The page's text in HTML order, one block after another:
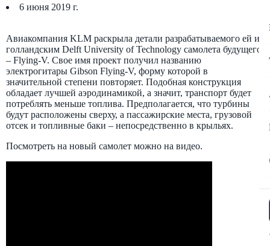
6 июня 2019 г.
Авиакомпания KLM раскрыла детали разрабатываемого ей и
голландским Delft University of Technology самолета будущего
– Flying-V. Свое имя проект получил названию
электрогитары Gibson Flying-V, форму которой в
значительной степени повторяет. Подобная конструкция
обладает лучшей аэродинамикой, а значит, транспорт будет
потреблять меньше топлива. Предполагается, что турбины
будут расположены сверху, а пассажирские места, грузовой
отсек и топливные баки – непосредственно в крыльях.
Посмотреть на новый самолет можно на видео.